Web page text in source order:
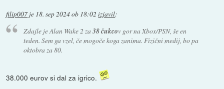
filip007 je 18. sep 2024 ob 18:02 izjavil:
Zdajle je Alan Wake 2 za38 čukcov gor na Xbox/PSN, še en
teden. Sem ga vzel, če mogoče koga zanima. Fizični medij, bo pa
oktobra za 80.
38.000 eurov si dal za igrico.